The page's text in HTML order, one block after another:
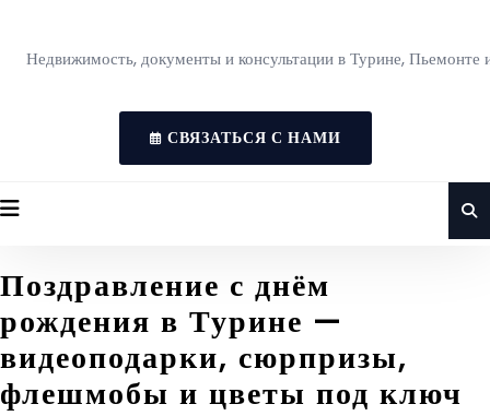
Недвижимость, документы и консультации в Турине, Пьемонте
СВЯЗАТЬСЯ С НАМИ
Поздравление с днём
рождения в Турине —
видеоподарки, сюрпризы,
флешмобы и цветы под ключ